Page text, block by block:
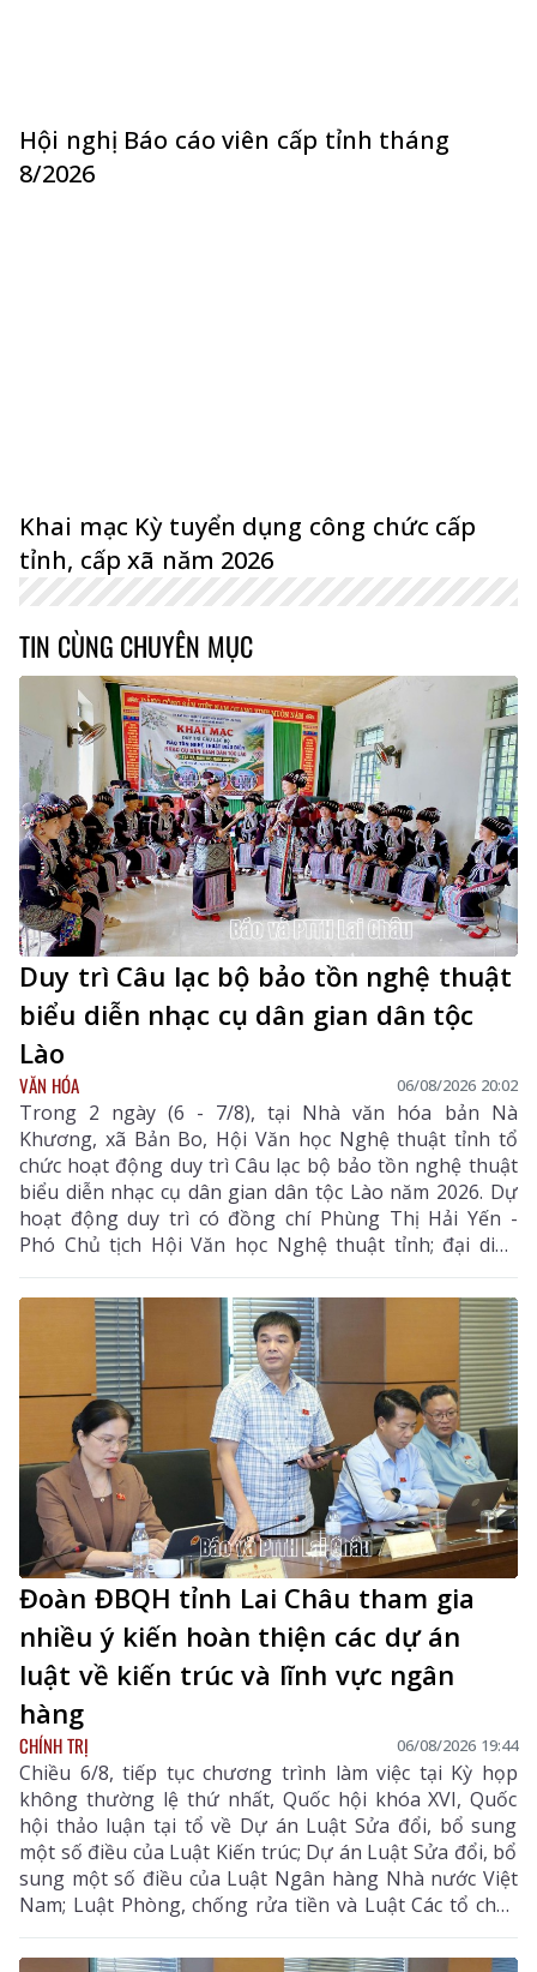
Hội nghị Báo cáo viên cấp tỉnh tháng
8/2026
Khai mạc Kỳ tuyển dụng công chức cấp
tỉnh, cấp xã năm 2026
TIN CÙNG CHUYÊN MỤC
Duy trì Câu lạc bộ bảo tồn nghệ thuật
biểu diễn nhạc cụ dân gian dân tộc
Lào
VĂN HÓA 06/08/2026 20:02
Trong 2 ngày (6 - 7/8), tại Nhà văn hóa bản Nà
Khương, xã Bản Bo, Hội Văn học Nghệ thuật tỉnh tổ
chức hoạt động duy trì Câu lạc bộ bảo tồn nghệ thuật
biểu diễn nhạc cụ dân gian dân tộc Lào năm 2026. Dự
hoạt động duy trì có đồng chí Phùng Thị Hải Yến -
Phó Chủ tịch Hội Văn học Nghệ thuật tỉnh; đại diện
Phòng Văn hóa - Xã hội xã Bản Bo và 24 thành viên
câu lạc bộ.
Đoàn ĐBQH tỉnh Lai Châu tham gia
nhiều ý kiến hoàn thiện các dự án
luật về kiến trúc và lĩnh vực ngân
hàng
CHÍNH TRỊ 06/08/2026 19:44
Chiều 6/8, tiếp tục chương trình làm việc tại Kỳ họp
không thường lệ thứ nhất, Quốc hội khóa XVI, Quốc
hội thảo luận tại tổ về Dự án Luật Sửa đổi, bổ sung
một số điều của Luật Kiến trúc; Dự án Luật Sửa đổi, bổ
sung một số điều của Luật Ngân hàng Nhà nước Việt
Nam; Luật Phòng, chống rửa tiền và Luật Các tổ chức
tín dụng; Dự thảo Nghị quyết của Quốc hội về công tác
phòng, chống tội phạm và vi phạm pháp luật, công tác